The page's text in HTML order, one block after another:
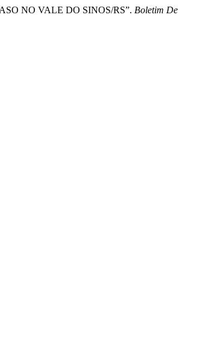
NO VALE DO SINOS/RS”. Boletim De